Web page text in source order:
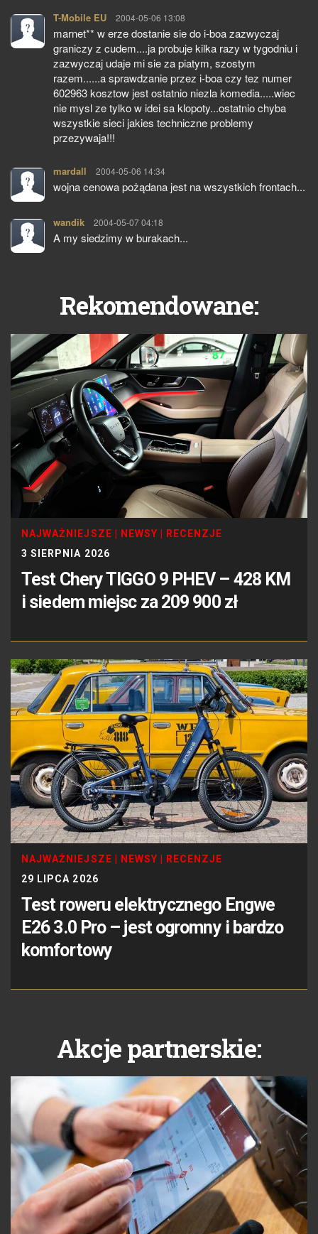
T-Mobile EU pisze:
2004-05-06 13:08
marnet** w erze dostanie sie do i-boa zazwyczaj
graniczy z cudem....ja probuje kilka razy w tygodniu i
zazwyczaj udaje mi sie za piatym, szostym
razem......a sprawdzanie przez i-boa czy tez numer
602963 kosztow jest ostatnio niezla komedia.....wiec
nie mysl ze tylko w idei sa klopoty...ostatnio chyba
wszystkie sieci jakies techniczne problemy
przezywaja!!!
mardall pisze:
2004-05-06 14:34
wojna cenowa pożądana jest na wszystkich frontach...
wandik pisze:
2004-05-07 04:18
A my siedzimy w burakach...
Rekomendowane:
NAJWAŻNIEJSZE NEWSY
RECENZJE
3 SIERPNIA 2026
Test Chery TIGGO 9 PHEV – 428 KM
i siedem miejsc za 209 900 zł
NAJWAŻNIEJSZE NEWSY
RECENZJE
29 LIPCA 2026
Test roweru elektrycznego Engwe
E26 3.0 Pro – jest ogromny i bardzo
komfortowy
Akcje partnerskie: